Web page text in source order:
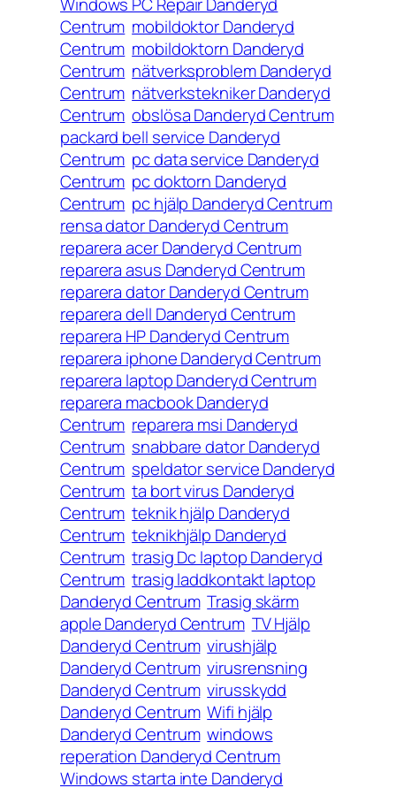
Centrum mobildoktor Danderyd
Centrum mobildoktorn Danderyd
Centrum nätverksproblem Danderyd
Centrum nätverkstekniker Danderyd
Centrum obslösa Danderyd Centrum
packard bell service Danderyd
Centrum pc data service Danderyd
Centrum pc doktorn Danderyd
Centrum pc hjälp Danderyd Centrum
rensa dator Danderyd Centrum
reparera acer Danderyd Centrum
reparera asus Danderyd Centrum
reparera dator Danderyd Centrum
reparera dell Danderyd Centrum
reparera HP Danderyd Centrum
reparera iphone Danderyd Centrum
reparera laptop Danderyd Centrum
reparera macbook Danderyd
Centrum reparera msi Danderyd
Centrum snabbare dator Danderyd
Centrum speldator service Danderyd
Centrum ta bort virus Danderyd
Centrum teknik hjälp Danderyd
Centrum teknikhjälp Danderyd
Centrum trasig Dc laptop Danderyd
Centrum trasig laddkontakt laptop
Danderyd Centrum Trasig skärm
apple Danderyd Centrum TV Hjälp
Danderyd Centrum virushjälp
Danderyd Centrum virusrensning
Danderyd Centrum virusskydd
Danderyd Centrum Wifi hjälp
Danderyd Centrum windows
reperation Danderyd Centrum
Windows starta inte Danderyd